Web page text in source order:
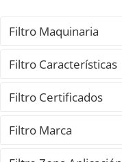
Filtro Maquinaria
Filtro Características
Filtro Certificados
Filtro Marca